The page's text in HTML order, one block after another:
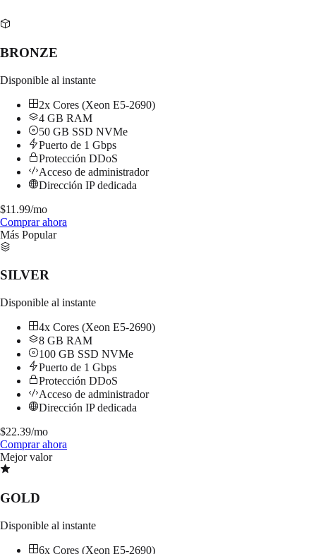
BRONZE
Disponible al instante
2x Cores (Xeon E5-2690)
4 GB RAM
50 GB SSD NVMe
Puerto de 1 Gbps
Protección DDoS
Acceso de administrador
Dirección IP dedicada
$11.99/mo
Comprar ahora
Más Popular
SILVER
Disponible al instante
4x Cores (Xeon E5-2690)
8 GB RAM
100 GB SSD NVMe
Puerto de 1 Gbps
Protección DDoS
Acceso de administrador
Dirección IP dedicada
$22.39/mo
Comprar ahora
Mejor valor
GOLD
Disponible al instante
6x Cores (Xeon E5-2690)